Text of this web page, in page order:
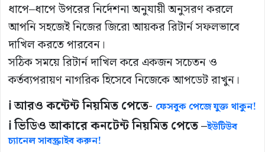
ধাপে–ধাপে উপরের নির্দেশনা অনুযায়ী অনুসরণ করলে
আপনি সহজেই নিজের জিরো আয়কর রিটার্ন সফলভাবে
দাখিল করতে পারবেন।
সঠিক সময়ে রিটার্ন দাখিল করে একজন সচেতন ও
কর্তব্যপরায়ণ নাগরিক হিসেবে নিজেকে আপডেট রাখুন।
ℹ️ আরও কন্টেন্ট নিয়মিত পেতে- ফেসবুক পেজে যুক্ত থাকুন!
ℹ️ ভিডিও আকারে কনটেন্ট নিয়মিত পেতে –ইউটিউব
চ্যানেল সাবস্ক্রাইব করুন!